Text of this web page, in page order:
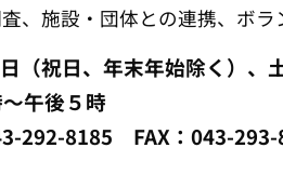
、施設・団体との連携、ボラ
祝日、年末年始除く）、
～午後５時
292-8185 FAX：043-293-